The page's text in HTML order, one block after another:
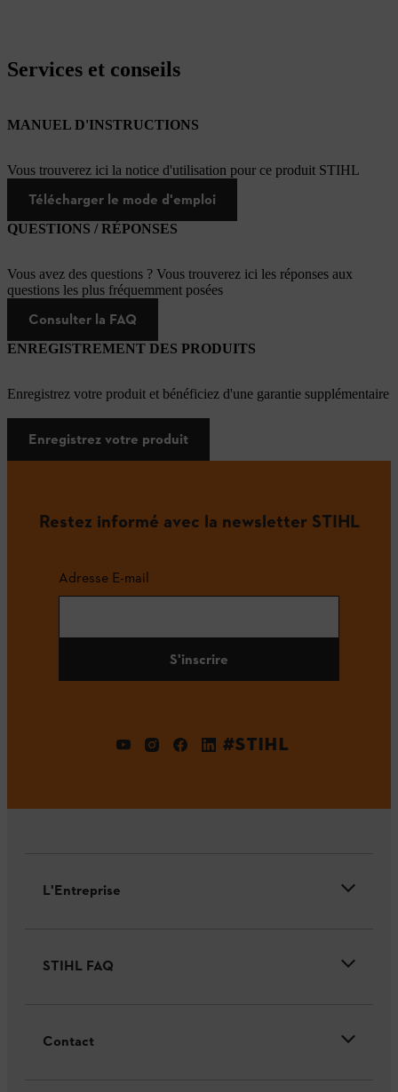
Services et conseils
MANUEL D'INSTRUCTIONS
Vous trouverez ici la notice d'utilisation pour ce produit STIHL
Télécharger le mode d'emploi
QUESTIONS / RÉPONSES
Vous avez des questions ? Vous trouverez ici les réponses aux
questions les plus fréquemment posées
Consulter la FAQ
ENREGISTREMENT DES PRODUITS
Enregistrez votre produit et bénéficiez d'une garantie supplémentaire
Enregistrez votre produit
Restez informé avec la newsletter STIHL
Adresse E-mail
S'inscrire
#STIHL
L'Entreprise
STIHL FAQ
Contact